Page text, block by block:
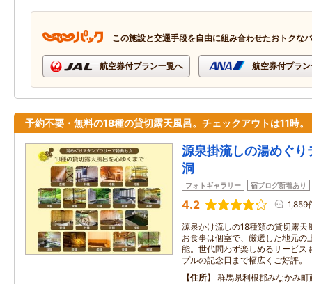
この施設と交通手段を自由に組み合わせたおトクな
航空券付プラン一覧へ 航空券付プラ
予約不要・無料の18種の貸切露天風呂。チェックアウトは11時。
源泉掛流しの湯めぐ
洞
フォトギャラリー 宿ブログ新着あり
4.2 1,859
源泉かけ流しの18種類の貸切露天
お食事は個室で、厳選した地元の
能。世代問わず楽しめるサービス
プルの記念日まで幅広くご好評。
住所
群馬県利根郡みなかみ町